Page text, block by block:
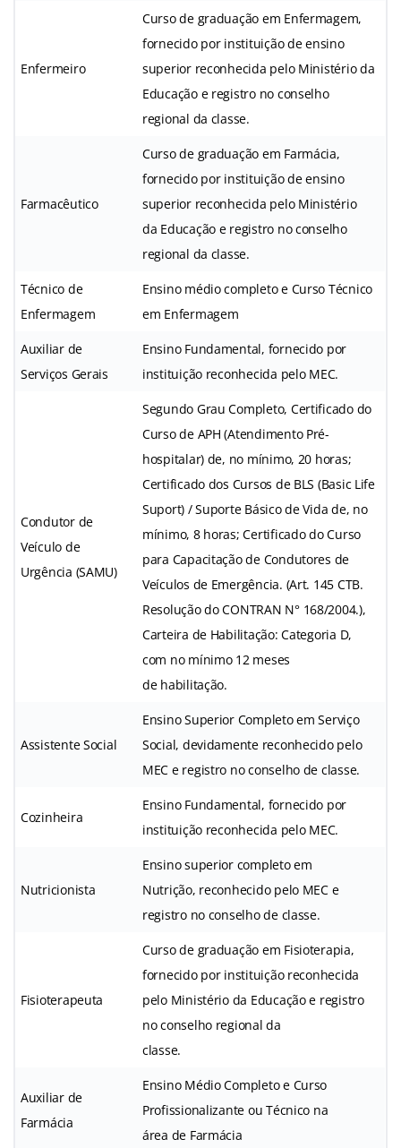
Enfermeiro
Curso de graduação em Enfermagem,
fornecido por instituição de ensino
superior reconhecida pelo Ministério da
Educação e registro no conselho
regional da classe.
Farmacêutico
Curso de graduação em Farmácia,
fornecido por instituição de ensino
superior reconhecida pelo Ministério
da Educação e registro no conselho
regional da classe.
Técnico de
Enfermagem
Ensino médio completo e Curso Técnico
em Enfermagem
Auxiliar de
Serviços Gerais
Ensino Fundamental, fornecido por
instituição reconhecida pelo MEC.
Condutor de
Veículo de
Urgência (SAMU)
Segundo Grau Completo, Certificado do
Curso de APH (Atendimento Pré-
hospitalar) de, no mínimo, 20 horas;
Certificado dos Cursos de BLS (Basic Life
Suport) / Suporte Básico de Vida de, no
mínimo, 8 horas; Certificado do Curso
para Capacitação de Condutores de
Veículos de Emergência. (Art. 145 CTB.
Resolução do CONTRAN N° 168/2004.),
Carteira de Habilitação: Categoria D,
com no mínimo 12 meses
de habilitação.
Assistente Social
Ensino Superior Completo em Serviço
Social, devidamente reconhecido pelo
MEC e registro no conselho de classe.
Cozinheira
Ensino Fundamental, fornecido por
instituição reconhecida pelo MEC.
Nutricionista
Ensino superior completo em
Nutrição, reconhecido pelo MEC e
registro no conselho de classe.
Fisioterapeuta
Curso de graduação em Fisioterapia,
fornecido por instituição reconhecida
pelo Ministério da Educação e registro
no conselho regional da
classe.
Auxiliar de
Farmácia
Ensino Médio Completo e Curso
Profissionalizante ou Técnico na
área de Farmácia